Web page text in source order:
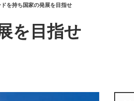
を持ち国家の発展を目指せ
を目指せ